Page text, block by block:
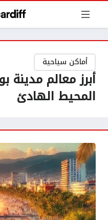
أماكن سياحية
أبرز معالم مدينة
المحيط الهادئ